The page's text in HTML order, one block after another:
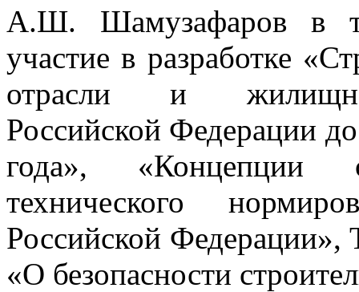
А.Ш. Шамузафаров в
участие в разработке
отрасли и жилищно-
Российской Федерации
года», «Концепции
технического
Российской Федерации»,
«О безопасности